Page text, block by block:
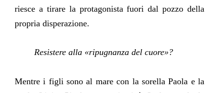
riesce a tirare la protagonista fuori dal pozzo della
propria disperazione.
Resistere alla «ripugnanza del cuore»?
Mentre i figli sono al mare con la sorella Paola e la